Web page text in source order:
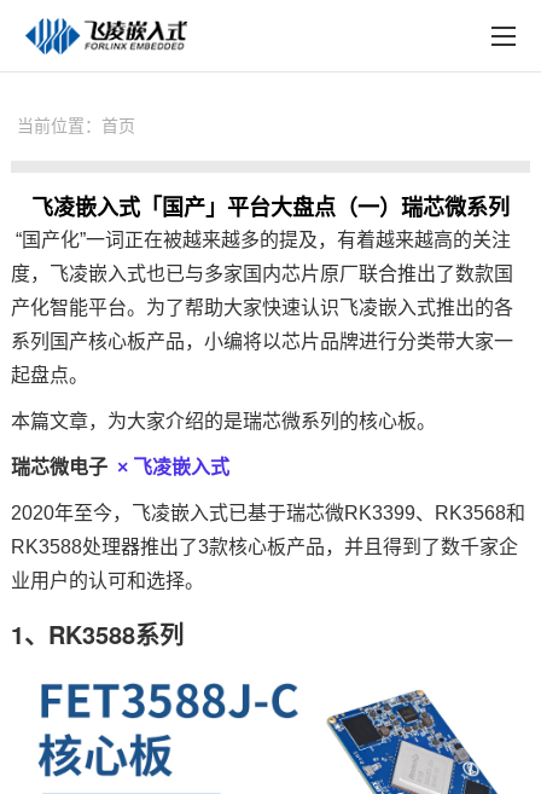
技术与支持
在线文档
方案定制
关于飞凌
天猫商城
淘宝商城
新闻中心
技术论坛
在线购买
当前位置： 首页
飞凌嵌入式「国产」平台大盘点（一）瑞芯微系列
“国产化”一词正在被越来越多的提及，有着越来越高的关注
度， 飞凌嵌入式也已与多家国内芯片原厂联合推出了数款国
产化智能平台。为了帮助大家快速认识飞凌嵌入式推出的各
系列国产核心板产品，小编将以芯片品牌进行分类带大家一
起盘点。
本篇文章，为大家介绍的是瑞芯微系列的核心板。
瑞芯微电子 × 飞凌嵌入式
2020年至今，飞凌嵌入式已基于瑞芯微RK3399、 RK3568和
RK3588处理器推出了3款核心板产品，并且得到了数千家企
业用户的认可和选择。
1、RK3588系列